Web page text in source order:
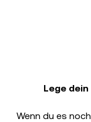
Lege
Wenn du es